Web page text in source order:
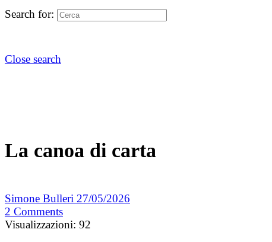
Search for:
Close search
La canoa di carta
Simone Bulleri 27/05/2026
2 Comments
Visualizzazioni: 92